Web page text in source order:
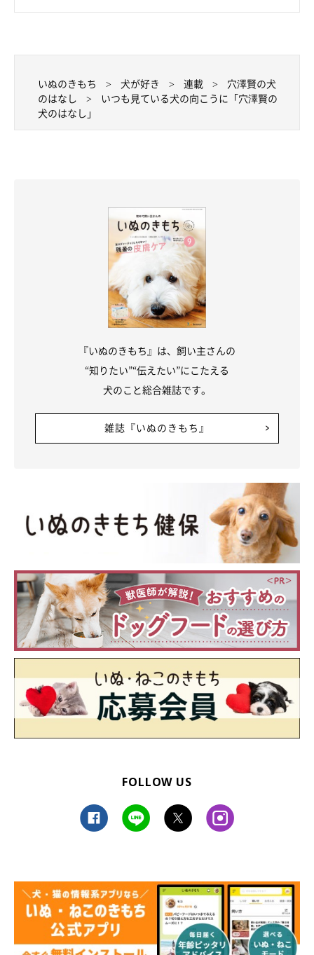
いぬのきもち 犬が好き 連載
穴澤賢の犬
のはなし
いつも見ている犬の向こうに「穴澤賢の
犬のはなし」
『いぬのきもち』は、飼い主さんの
“知りたい”“伝えたい”にこたえる
犬のこと総合雑誌です。
雑誌『いぬのきもち』
FOLLOW US